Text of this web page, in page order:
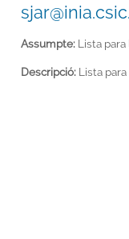
Assumpte: Lista para
Descripció: Lista